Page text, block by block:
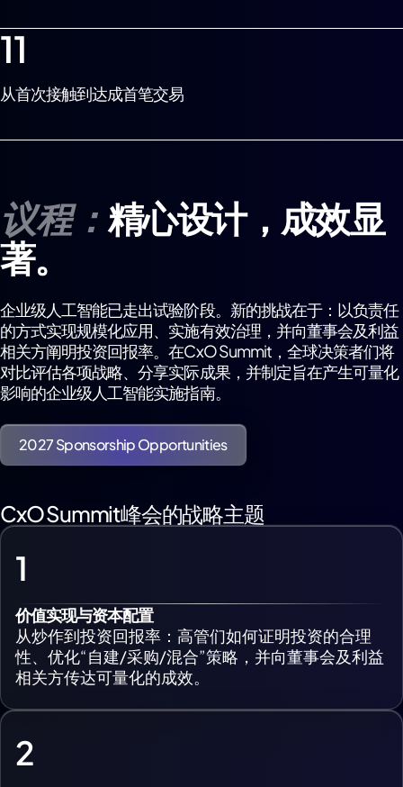
11
从首次接触到达成首笔交易
议程：精心设计，成效显
著。
企业级人工智能已走出试验阶段。新的挑战在于：以负责任
的方式实现规模化应用、实施有效治理，并向董事会及利益
相关方阐明投资回报率。在CxO Summit，全球决策者们将
对比评估各项战略、分享实际成果，并制定旨在产生可量化
影响的企业级人工智能实施指南。
2027 Sponsorship Opportunities
CxO Summit峰会的战略主题
1
价值实现与资本配置
从炒作到投资回报率：高管们如何证明投资的合理
性、优化“自建/采购/混合”策略，并向董事会及利益
相关方传达可量化的成效。
2